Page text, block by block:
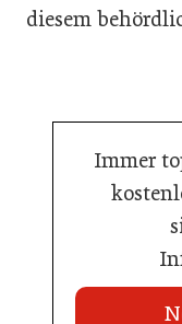
diesem
Immer